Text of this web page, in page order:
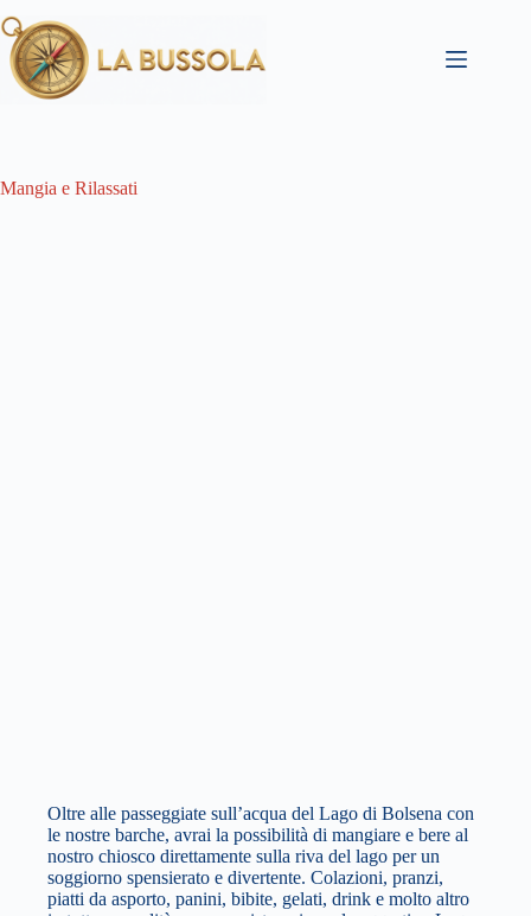
al
contenuto
Mangia e Rilassati
Oltre alle passeggiate sull’acqua del Lago di Bolsena con
le nostre barche, avrai la possibilità di mangiare e bere al
nostro chiosco direttamente sulla riva del lago per un
soggiorno spensierato e divertente. Colazioni, pranzi,
piatti da asporto, panini, bibite, gelati, drink e molto altro